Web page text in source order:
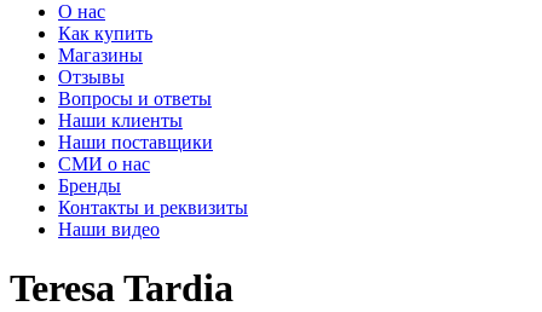
О нас
Как купить
Магазины
Отзывы
Вопросы и ответы
Наши клиенты
Наши поставщики
СМИ о нас
Бренды
Контакты и реквизиты
Наши видео
Teresa Tardia